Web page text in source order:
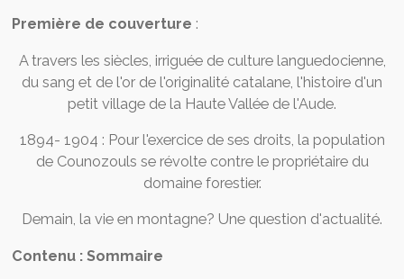
Première de couverture :
A travers les siècles, irriguée de culture languedocienne,
du sang et de l'or de l'originalité catalane, l'histoire d'un
petit village de la Haute Vallée de l'Aude.
1894- 1904 : Pour l'exercice de ses droits, la population
de Counozouls se révolte contre le propriétaire du
domaine forestier.
Demain, la vie en montagne? Une question d'actualité.
Contenu : Sommaire